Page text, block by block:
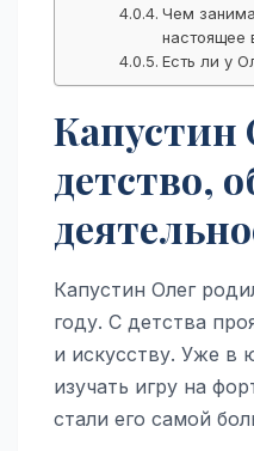
Чем
настоящее
Есть ли у
Капустин
детство,
Капустин Олег
году. С детства
и искусству. Уже в
изучать игру на
стали его самой